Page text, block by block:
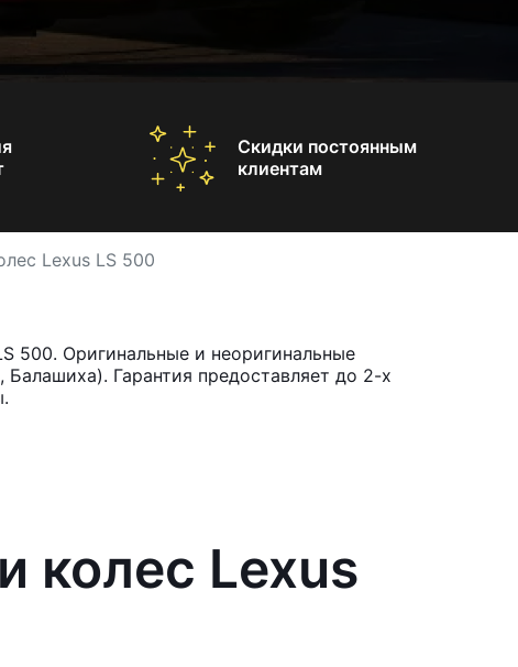
Скидки постоянным
клиентам
Lexus LS 500
500. Оригинальные и неоригинальные
Гарантия предоставляет до 2-х
колес Lexus